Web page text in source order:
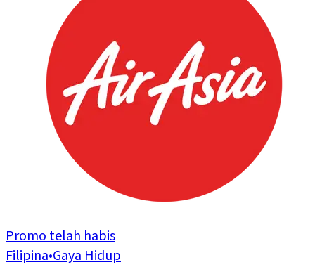
Promo telah habis
Filipina•Gaya Hidup